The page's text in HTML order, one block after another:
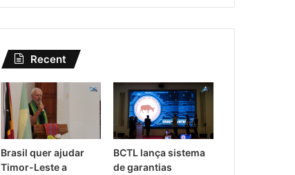
Recent
Brasil quer ajudar
Timor-Leste a
BCTL lança sistema
de garantias